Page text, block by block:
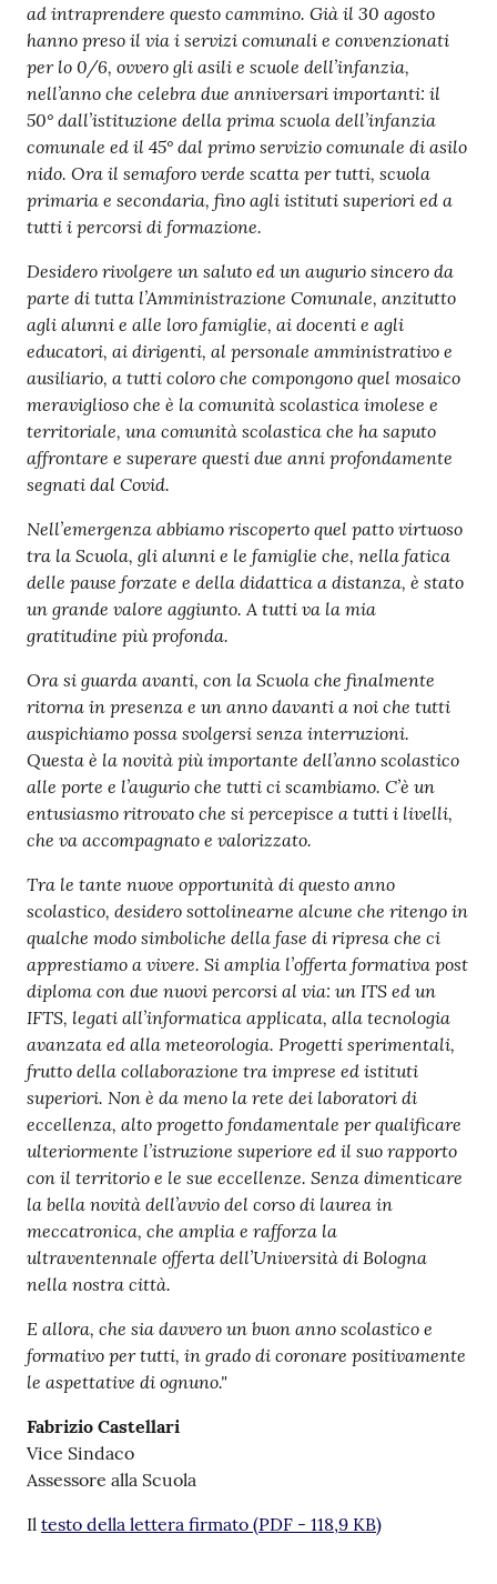
ad intraprendere questo cammino. Già il 30 agosto
hanno preso il via i servizi comunali e convenzionati
per lo 0/6, ovvero gli asili e scuole dell’infanzia,
nell’anno che celebra due anniversari importanti: il
50° dall’istituzione della prima scuola dell’infanzia
comunale ed il 45° dal primo servizio comunale di asilo
nido. Ora il semaforo verde scatta per tutti, scuola
primaria e secondaria, fino agli istituti superiori ed a
tutti i percorsi di formazione.
Desidero rivolgere un saluto ed un augurio sincero da
parte di tutta l’Amministrazione Comunale, anzitutto
agli alunni e alle loro famiglie, ai docenti e agli
educatori, ai dirigenti, al personale amministrativo e
ausiliario, a tutti coloro che compongono quel mosaico
meraviglioso che è la comunità scolastica imolese e
territoriale, una comunità scolastica che ha saputo
affrontare e superare questi due anni profondamente
segnati dal Covid.
Nell’emergenza abbiamo riscoperto quel patto virtuoso
tra la Scuola, gli alunni e le famiglie che, nella fatica
delle pause forzate e della didattica a distanza, è stato
un grande valore aggiunto. A tutti va la mia
gratitudine più profonda.
Ora si guarda avanti, con la Scuola che finalmente
ritorna in presenza e un anno davanti a noi che tutti
auspichiamo possa svolgersi senza interruzioni.
Questa è la novità più importante dell’anno scolastico
alle porte e l’augurio che tutti ci scambiamo. C’è un
entusiasmo ritrovato che si percepisce a tutti i livelli,
che va accompagnato e valorizzato.
Tra le tante nuove opportunità di questo anno
scolastico, desidero sottolinearne alcune che ritengo in
qualche modo simboliche della fase di ripresa che ci
apprestiamo a vivere. Si amplia l’offerta formativa post
diploma con due nuovi percorsi al via: un ITS ed un
IFTS, legati all’informatica applicata, alla tecnologia
avanzata ed alla meteorologia. Progetti sperimentali,
frutto della collaborazione tra imprese ed istituti
superiori. Non è da meno la rete dei laboratori di
eccellenza, alto progetto fondamentale per qualificare
ulteriormente l’istruzione superiore ed il suo rapporto
con il territorio e le sue eccellenze. Senza dimenticare
la bella novità dell’avvio del corso di laurea in
meccatronica, che amplia e rafforza la
ultraventennale offerta dell’Università di Bologna
nella nostra città.
E allora, che sia davvero un buon anno scolastico e
formativo per tutti, in grado di coronare positivamente
le aspettative di ognuno."
Fabrizio Castellari
Vice Sindaco
Assessore alla Scuola
Il testo della lettera firmato (PDF - 118,9 KB)